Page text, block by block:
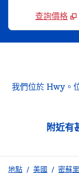
查詢價格
我們位於 Hwy
附近有
地點 / 美國 / 密蘇里